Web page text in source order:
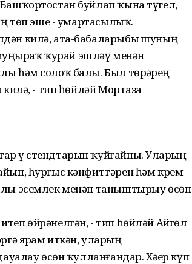
буйлап ҡына түгел,
төп эше - умартасылыҡ.
килә, ата-бабаларыбыҙ шуның
ҡурай эшләү менән
һәм солоҡ балы. Был төрҙәрҙең
- тип һөйләй Мортаза
үҙ стендтарын ҡуйғайны. Уларҙың
һурғыс кәнфиттәрен һәм крем-
эсемлек менән таныштырыу өсөн
өйрәнелгән, - тип һөйләй Айгөл
ярҙам иткән, уларҙың
өсөн ҡулланғандар. Хәҙер күп